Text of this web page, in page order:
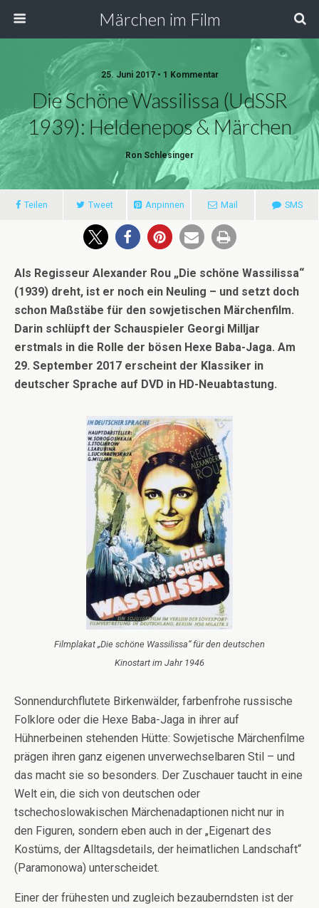
Märchen im Film
25. Juni 2017 • 1 Kommentar
Die Schöne Wassilissa (UdSSR
1939): Heldenepos & Märchen
Ron Schlesinger
Teilen Tweet Anpinnen Mail SMS
Als Regisseur Alexander Rou „Die schöne Wassilissa“
(1939) dreht, ist er noch ein Neuling – und setzt doch
schon Maßstäbe für den sowjetischen Märchenfilm.
Darin schlüpft der Schauspieler Georgi Milljar
erstmals in die Rolle der bösen Hexe Baba-Jaga. Am
29. September 2017 erscheint der Klassiker in
deutscher Sprache auf DVD in HD-Neuabtastung.
Filmplakat „Die schöne Wassilissa“ für den deutschen
Kinostart im Jahr 1946
Sonnendurchflutete Birkenwälder, farbenfrohe russische
Folklore oder die Hexe Baba-Jaga in ihrer auf
Hühnerbeinen stehenden Hütte: Sowjetische Märchenfilme
prägen ihren ganz eigenen unverwechselbaren Stil – und
das macht sie so besonders. Der Zuschauer taucht in eine
Welt ein, die sich von deutschen oder
tschechoslowakischen Märchenadaptionen nicht nur in
den Figuren, sondern eben auch in der „Eigenart des
Kostüms, der Alltagsdetails, der heimatlichen Landschaft“
(Paramonowa) unterscheidet.
Einer der frühesten und zugleich bezauberndsten ist der